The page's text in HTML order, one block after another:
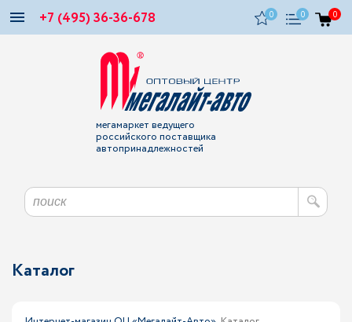
+7 (495) 36-36-678 0 0 0
мегамаркет ведущего
российского поставщика
автопринадлежностей
Каталог